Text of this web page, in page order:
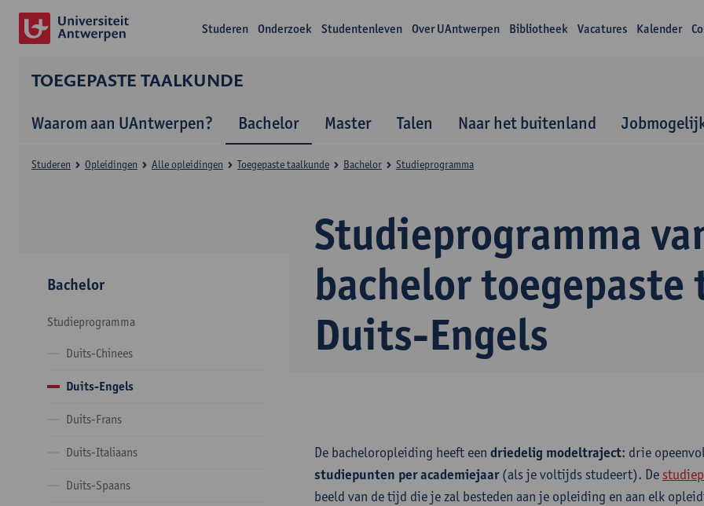
Studeren Onderzoek Studentenleven Over UAntwerpen Bibliotheek Vacatures Kalender
TOEGEPASTE TAALKUNDE
Waarom aan UAntwerpen? Bachelor Master Talen Naar het buitenland
Studieprogramma
bachelor
Duits-Engels
Studeren Opleidingen Alle opleidingen Toegepaste taalkunde Bachelor Studieprogramma
Bachelor
Studieprogramma
Duits-Chinees
Duits-Engels
Duits-Frans
Duits-Italiaans
Duits-Spaans
De bacheloropleiding heeft een driedelig modeltraject: drie
studiepunten per academiejaar(als je voltijds studeert). De
beeld van de tijd die je zal besteden aan je opleiding en aan elk